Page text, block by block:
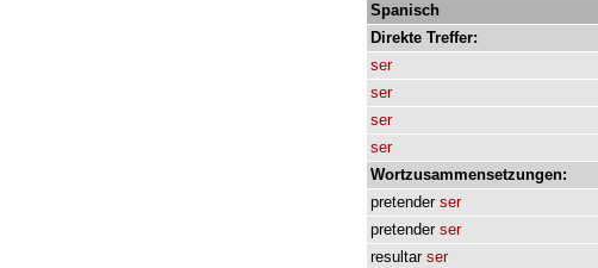
Spanisch
Direkte Treffer:
ser
ser
ser
ser
Wortzusammensetzungen:
pretender ser
pretender ser
resultar ser